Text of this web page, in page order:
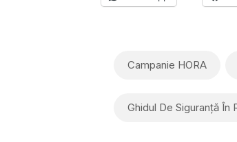
Campanie HORA
Ghidul De Siguranță În